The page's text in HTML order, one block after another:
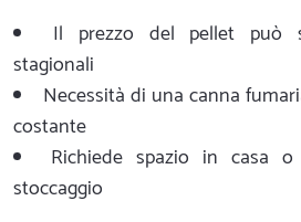
Il prezzo del pellet può
stagionali
Necessità di una canna
costante
Richiede spazio in casa
stoccaggio